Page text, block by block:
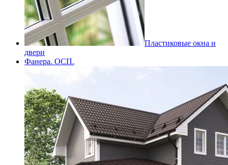
Пластиковые окна и
двери
Фанера. ОСП.